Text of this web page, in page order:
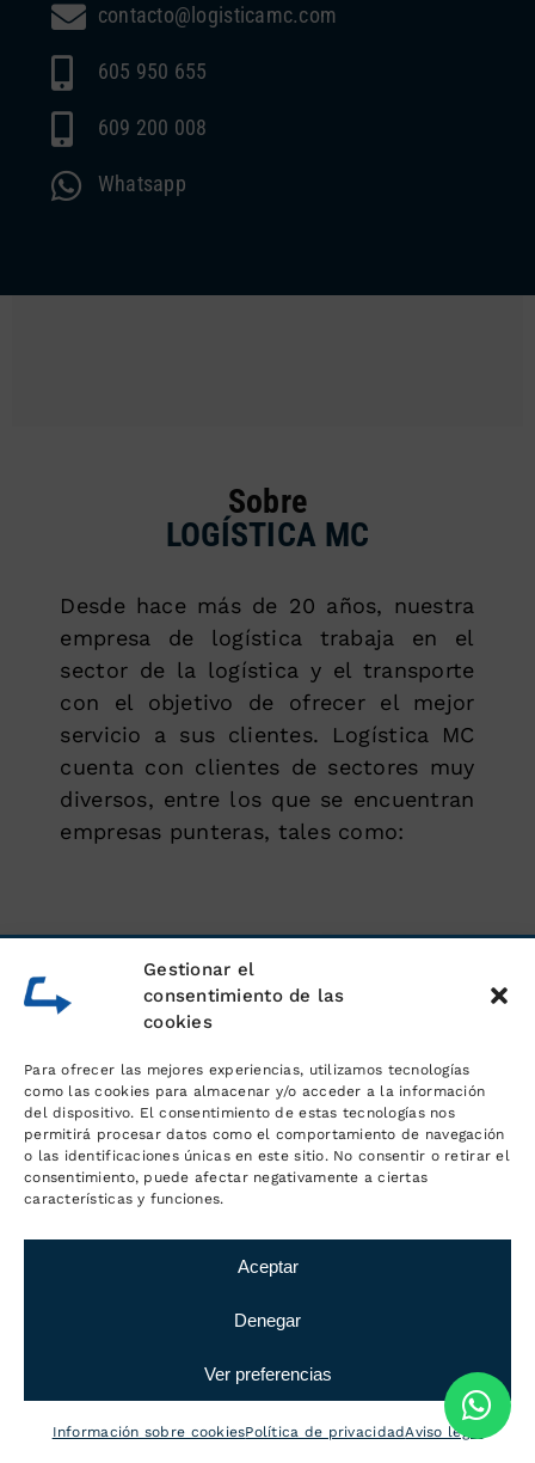
Gestionar el
consentimiento de las
cookies
Para ofrecer las mejores experiencias, utilizamos tecnologías
como las cookies para almacenar y/o acceder a la información
del dispositivo. El consentimiento de estas tecnologías nos
permitirá procesar datos como el comportamiento de navegación
o las identificaciones únicas en este sitio. No consentir o retirar el
consentimiento, puede afectar negativamente a ciertas
características y funciones.
Aceptar
Denegar
Ver preferencias
Información sobre cookiesPolítica de privacidadAviso legal
contacto@logisticamc.com
605 950 655
609 200 008
Whatsapp
Sobre
LOGÍSTICA MC
Desde hace más de 20 años, nuestra
empresa de logística trabaja en el
sector de la logística y el transporte
con el objetivo de ofrecer el mejor
servicio a sus clientes. Logística MC
cuenta con clientes de sectores muy
diversos, entre los que se encuentran
empresas punteras, tales como: